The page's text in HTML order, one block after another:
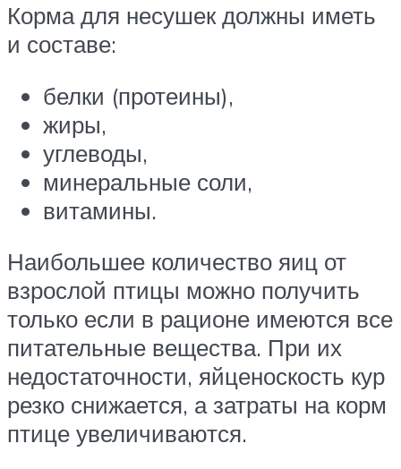
Корма для несушек должны иметь
и составе:
белки (протеины),
жиры,
углеводы,
минеральные соли,
витамины.
Наибольшее количество яиц от
взрослой птицы можно получить
только если в рационе имеются все
питательные вещества. При их
недостаточности, яйценоскость кур
резко снижается, а затраты на корм
птице увеличиваются.